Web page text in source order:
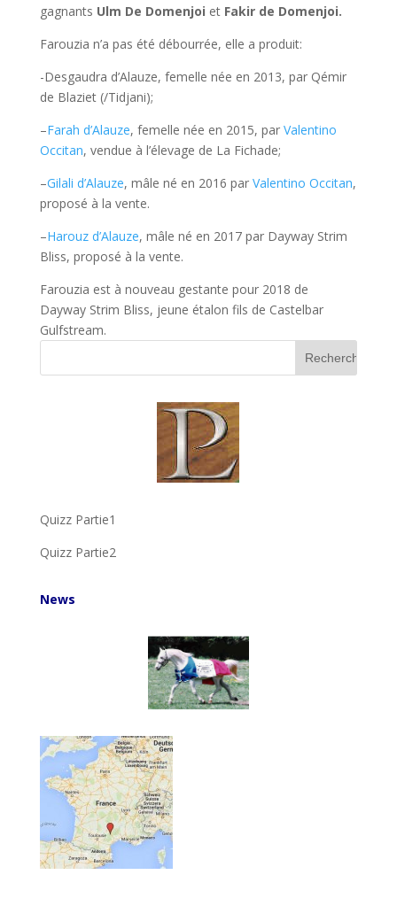
gagnants Ulm De Domenjoi et Fakir de Domenjoi.
Farouzia n’a pas été débourrée, elle a produit:
-Desgaudra d’Alauze, femelle née en 2013, par Qémir
de Blaziet (/Tidjani);
–Farah d’Alauze, femelle née en 2015, par Valentino
Occitan, vendue à l’élevage de La Fichade;
–Gilali d’Alauze, mâle né en 2016 par Valentino Occitan,
proposé à la vente.
–Harouz d’Alauze, mâle né en 2017 par Dayway Strim
Bliss, proposé à la vente.
Farouzia est à nouveau gestante pour 2018 de
Dayway Strim Bliss, jeune étalon fils de Castelbar
Gulfstream.
Quizz Partie1
Quizz Partie2
News